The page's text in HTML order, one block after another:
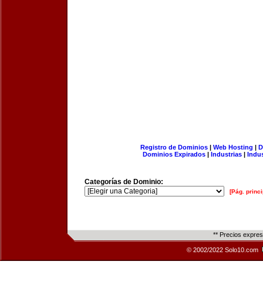
Registro de Dominios| Web Hosting |
Dominios Expirados | Industrias |
Categorías de Dominio:
[Pág.
** Precios
© 2002/2022 Solo10.com